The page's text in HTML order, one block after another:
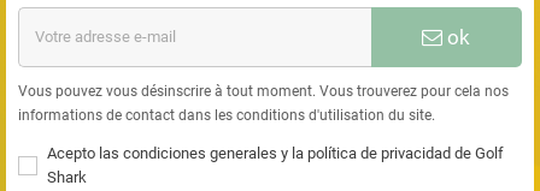
ok
Vous pouvez vous désinscrire à tout moment. Vous trouverez pour cela nos
informations de contact dans les conditions d'utilisation du site.
Acepto las condiciones generales y la política de privacidad de Golf
Shark